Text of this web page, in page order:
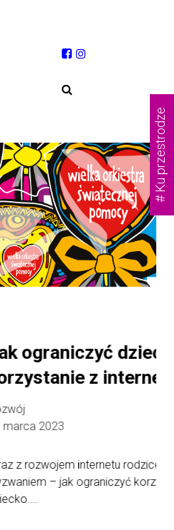
stają przed nowym
z niego przez
# Ku przestrodze